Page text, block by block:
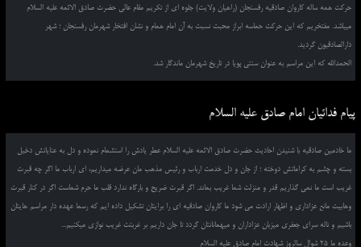
حرکت همه ساله کاروان صادقیه رفسنجان (راهیان ولایت) جلوه ای از تکریم مقام عالی حضرت صادق الائمه علیه السلام
میباشد. مفتخریم که این حرکت حماسه ابراز محبت نسبت به آن امام همام و نشان افتخار شهرمان رفسنجان ؛ شهر
دارالصادقیون گردید.
الحمدالله که این مراسم به عنوان سنتی پویا در تاریخ شهرمان ماندگار شد.
پیام فدائیان امام صادق علیه السلام
ما خادمین صادقیه با شنیدن احادیث حضرت صادق الائمه علیه السلام عطر یادش را استشمام نموده و دل به عنایاتش دخیل
بسته و چشم به کراماتش دوخته ؛ از جان و دل خدمت ارباب و رئیس مذهب مان عرضه میداریم، ای ارباب ما اگر چه قبرت
غریب است ما نمی گذاریم قدر و منزلت شما غریب بماند. اگر قبرت ضریح و بارگاه ندارد قلب ما حرم شماست اگر در کنار قبرت
وهابیت مانع عزاداری و اظهار ارادت می شود ما کاروان صادقیه ای را برایتان تشکیل داده ایم که رسما عهده دار مراسم هایتان
باشیم و ناله سرای جعفری میزبان عزاداران و میهمانانتان گردد تا جان داریم بر غربتت غریب نوازی میکنیم...
وعده ما 25 شوال سالروز شهادت امام صادق علیه السلام